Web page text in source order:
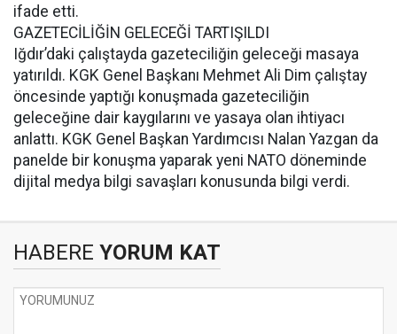
ifade etti.
GAZETECİLİĞİN GELECEĞİ TARTIŞILDI
Iğdır’daki çalıştayda gazeteciliğin geleceği masaya
yatırıldı. KGK Genel Başkanı Mehmet Ali Dim çalıştay
öncesinde yaptığı konuşmada gazeteciliğin
geleceğine dair kaygılarını ve yasaya olan ihtiyacı
anlattı. KGK Genel Başkan Yardımcısı Nalan Yazgan da
panelde bir konuşma yaparak yeni NATO döneminde
dijital medya bilgi savaşları konusunda bilgi verdi.
HABERE YORUM KAT